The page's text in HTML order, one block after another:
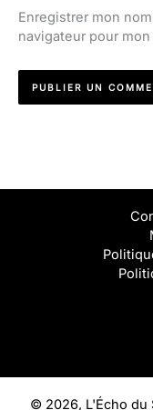
Enregistrer mon
navigateur pour
© 2026, L'Écho du